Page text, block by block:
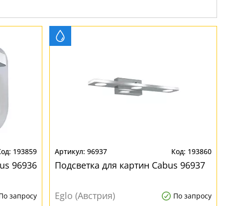
193859
96936
запросу
96937 193860
Подсветка для картин Cabus 96937
Eglo (Австрия) По запросу